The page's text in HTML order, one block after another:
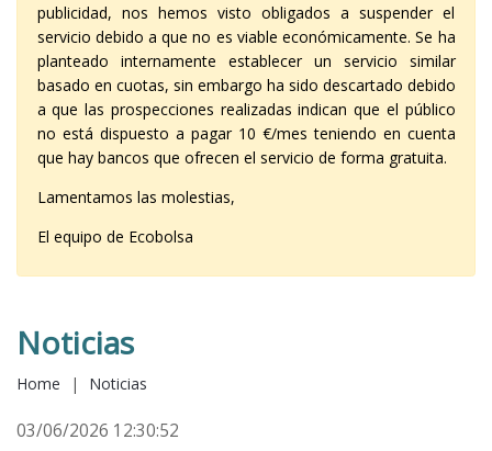
publicidad, nos hemos visto obligados a suspender el
servicio debido a que no es viable económicamente. Se ha
planteado internamente establecer un servicio similar
basado en cuotas, sin embargo ha sido descartado debido
a que las prospecciones realizadas indican que el público
no está dispuesto a pagar 10 €/mes teniendo en cuenta
que hay bancos que ofrecen el servicio de forma gratuita.
Lamentamos las molestias,
El equipo de Ecobolsa
Noticias
Home | Noticias
03/06/2026 12:30:52